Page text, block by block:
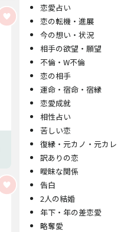
恋愛占い
恋の転機・進展
今の想い・状況
相手の欲望・願望
不倫・W不倫
恋の相手
運命・宿命・宿縁
恋愛成就
相性占い
苦しい恋
復縁・元カノ・元カレ
訳ありの恋
曖昧な関係
告白
2人の結婚
年下・年の差恋愛
略奪愛